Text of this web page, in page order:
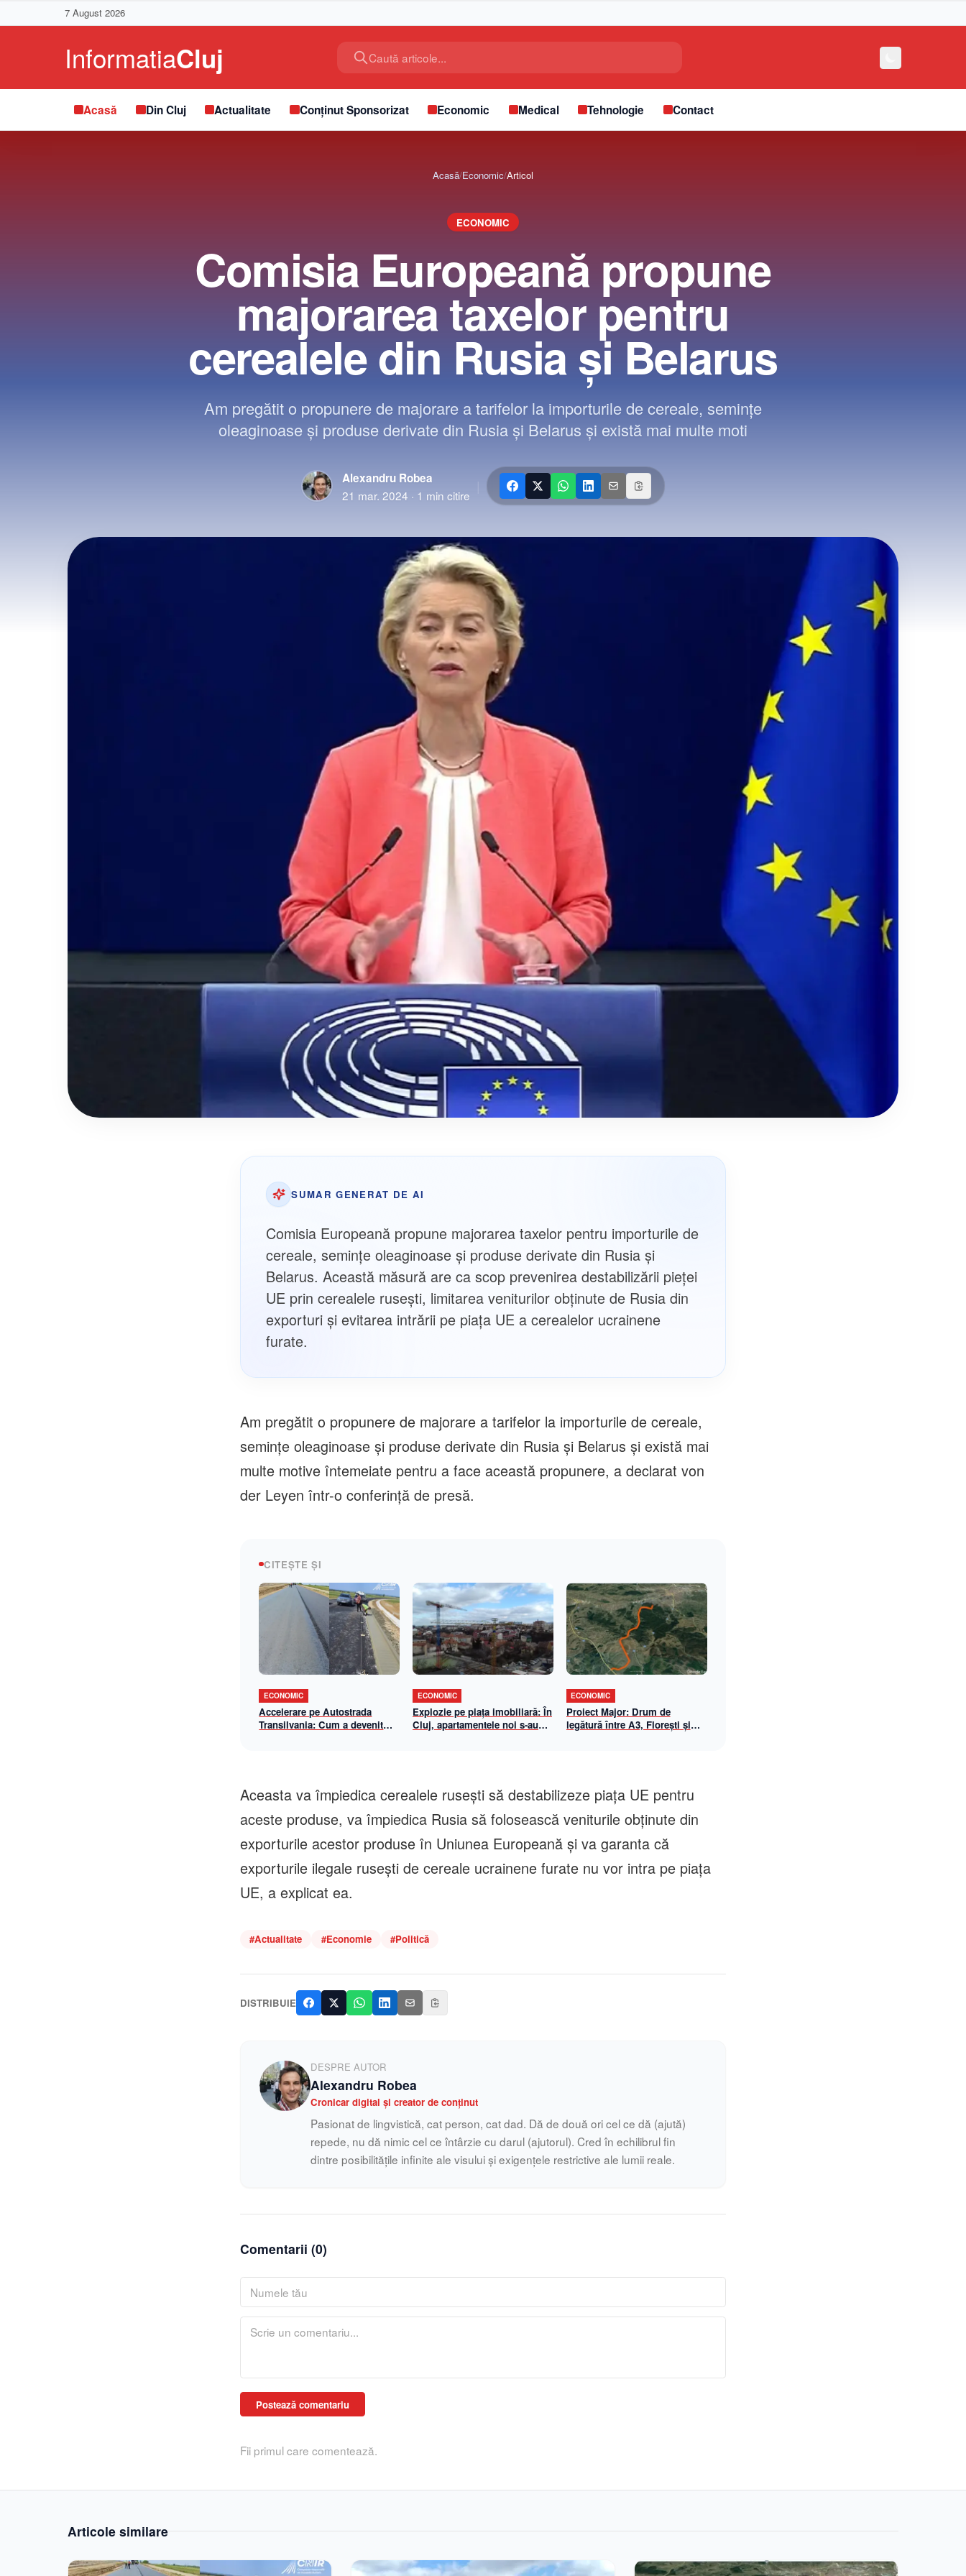
7 August 2026
Caută articole...
Acasă Din Cluj Actualitate Conținut Sponsorizat Economic Medical Tehnologie Contact
Acasă/Economic/Articol
ECONOMIC
Comisia Europeană propune
majorarea taxelor pentru
cerealele din Rusia şi Belarus
Am pregătit o propunere de majorare a tarifelor la importurile de cereale, seminţe
oleaginoase şi produse derivate din Rusia şi Belarus şi există mai multe moti
Alexandru Robea
21 mar. 2024 · 1 min citire
|
SUMAR GENERAT DE AI
Comisia Europeană propune majorarea taxelor pentru importurile de
cereale, semințe oleaginoase și produse derivate din Rusia și
Belarus. Această măsură are ca scop prevenirea destabilizării pieței
UE prin cerealele rusești, limitarea veniturilor obținute de Rusia din
exporturi și evitarea intrării pe piața UE a cerealelor ucrainene
furate.
Am pregătit o propunere de majorare a tarifelor la importurile de cereale,
seminţe oleaginoase şi produse derivate din Rusia şi Belarus şi există mai
multe motive întemeiate pentru a face această propunere, a declarat von
der Leyen într-o conferinţă de presă.
CITEȘTE ȘI
ECONOMIC
Accelerare pe Autostrada
Transilvania: Cum a devenit
ECONOMIC
Explozie pe piața imobiliară: În
Cluj, apartamentele noi s-au
ECONOMIC
Proiect Major: Drum de
legătură între A3, Florești și
Aceasta va împiedica cerealele ruseşti să destabilizeze piaţa UE pentru
aceste produse, va împiedica Rusia să folosească veniturile obţinute din
exporturile acestor produse în Uniunea Europeană şi va garanta că
exporturile ilegale ruseşti de cereale ucrainene furate nu vor intra pe piaţa
UE, a explicat ea.
#Actualitate #Economie #Politică
DISTRIBUIE
DESPRE AUTOR
Alexandru Robea
Cronicar digital și creator de conținut
Pasionat de lingvistică, cat person, cat dad. Dă de două ori cel ce dă (ajută)
repede, nu dă nimic cel ce întârzie cu darul (ajutorul). Cred în echilibrul fin
dintre posibilitățile infinite ale visului și exigențele restrictive ale lumii reale.
Comentarii (0)
Postează comentariu
Fii primul care comentează.
Articole similare